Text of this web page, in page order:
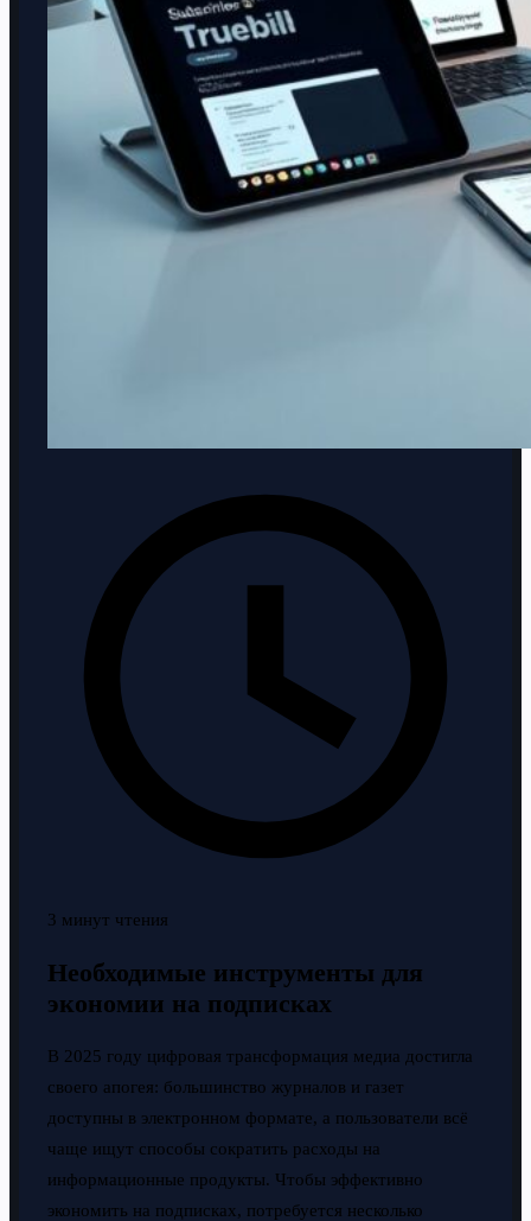
3 минут чтения
Необходимые инструменты для
экономии на подписках
В 2025 году цифровая трансформация медиа достигла
своего апогея: большинство журналов и газет
доступны в электронном формате, а пользователи всё
чаще ищут способы сократить расходы на
информационные продукты. Чтобы эффективно
экономить на подписках, потребуется несколько